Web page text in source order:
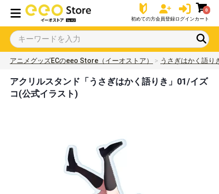
初めての方会員登録ログイン
0
カート
アニメグッズECのeeo Store（イーオストア） うさぎはかく語り
アクリルスタンド「うさぎはかく語りき」01/イズ
コ(公式イラスト)